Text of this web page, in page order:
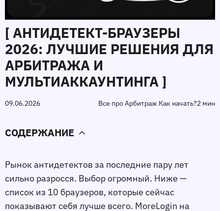
[ АНТИДЕТЕКТ‑БРАУЗЕРЫ
2026: ЛУЧШИЕ РЕШЕНИЯ ДЛЯ
АРБИТРАЖА И
МУЛЬТИАККАУНТИНГА ]
09.06.2026 Все про Арбитраж Как начать?2 мин
СОДЕРЖАНИЕ
Рынок антидетектов за последние пару лет
сильно разросся. Выбор огромный. Ниже —
список из 10 браузеров, которые сейчас
показывают себя лучше всего. MoreLogin на